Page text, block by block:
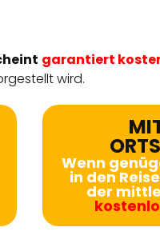
garantiert
wird.
Wenn
in den
der